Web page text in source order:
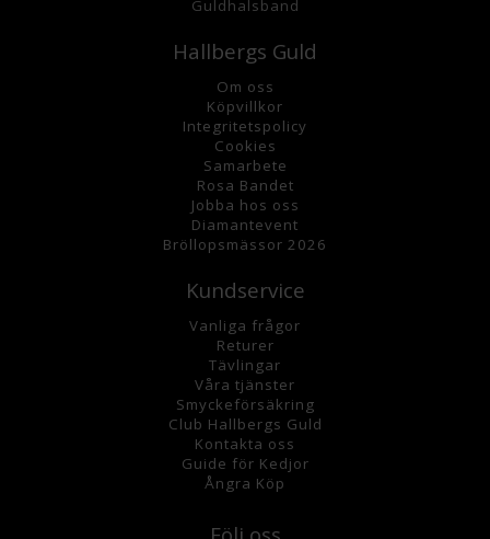
Guldhalsband
Hallbergs Guld
Om oss
Köpvillkor
Integritetspolicy
Cookies
Samarbete
Rosa Bandet
Jobba hos oss
Diamantevent
Bröllopsmässor 2026
Kundservice
Vanliga frågor
Returer
Tävlingar
Våra tjänster
Smyckeförsäkring
Club Hallbergs Guld
Kontakta oss
Guide för Kedjor
Ångra Köp